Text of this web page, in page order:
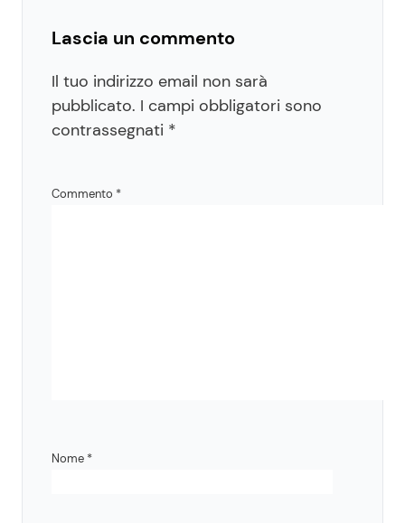
Lascia un commento
Il tuo indirizzo email non sarà
pubblicato. I campi obbligatori sono
contrassegnati *
Commento *
Nome *